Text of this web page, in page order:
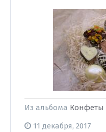
Из альбома Конфеты
11 декабря, 2017